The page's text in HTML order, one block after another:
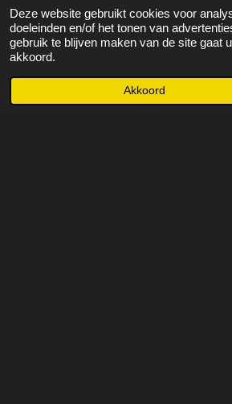
Deze website gebruikt cookies voor
doeleinden en/of het tonen van
gebruik te blijven maken van de site gaat
akkoord.
Akkoord